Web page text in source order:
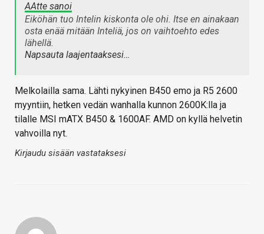
AAtte sanoi
Eiköhän tuo Intelin kiskonta ole ohi. Itse en ainakaan
osta enää mitään Inteliä, jos on vaihtoehto edes
lähellä.
Napsauta laajentaaksesi…
Melkolailla sama. Lähti nykyinen B450 emo ja R5 2600
myyntiin, hetken vedän wanhalla kunnon 2600K:lla ja
tilalle MSI mATX B450 & 1600AF. AMD on kyllä helvetin
vahvoilla nyt.
Kirjaudu sisään vastataksesi